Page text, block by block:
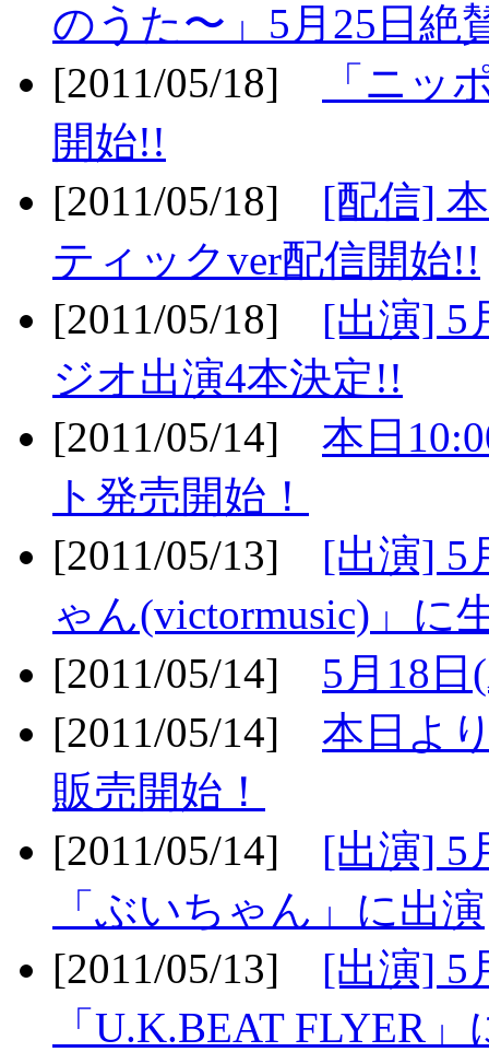
のうた〜」5月25日絶
[2011/05/18]
「ニッ
開始!!
[2011/05/18] [配信]
ティックver配信開始!!
[2011/05/18] [出演] 5
ジオ出演4本決定!!
[2011/05/14] 本日
ト発売開始！
[2011/05/13] [出演] 5
ゃん(victormusic)」に
[2011/05/14] 5月18
[2011/05/14] 本日よ
販売開始！
[2011/05/14] [出演] 5
「ぶいちゃん」に出演
[2011/05/13] [出演] 5
「U.K.BEAT FLYER